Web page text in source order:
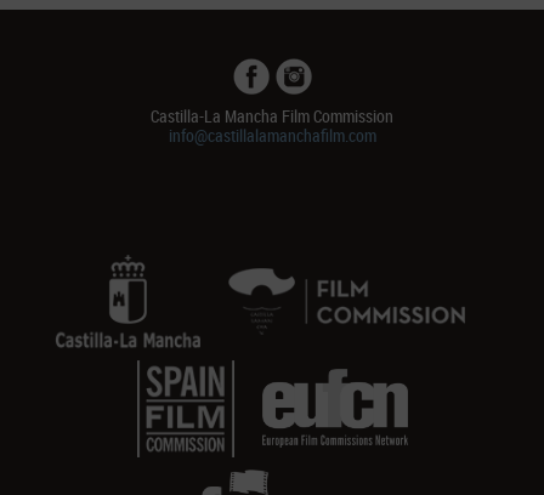
Castilla-La Mancha Film Commission
info@castillalamanchafilm.com